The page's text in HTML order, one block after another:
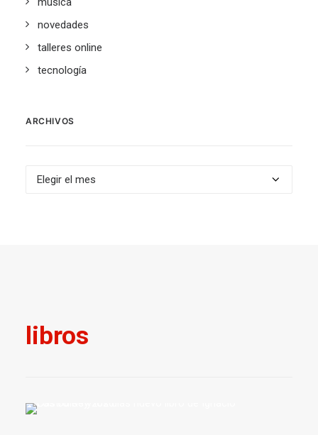
novedades
talleres online
tecnología
ARCHIVOS
Archivos
libros